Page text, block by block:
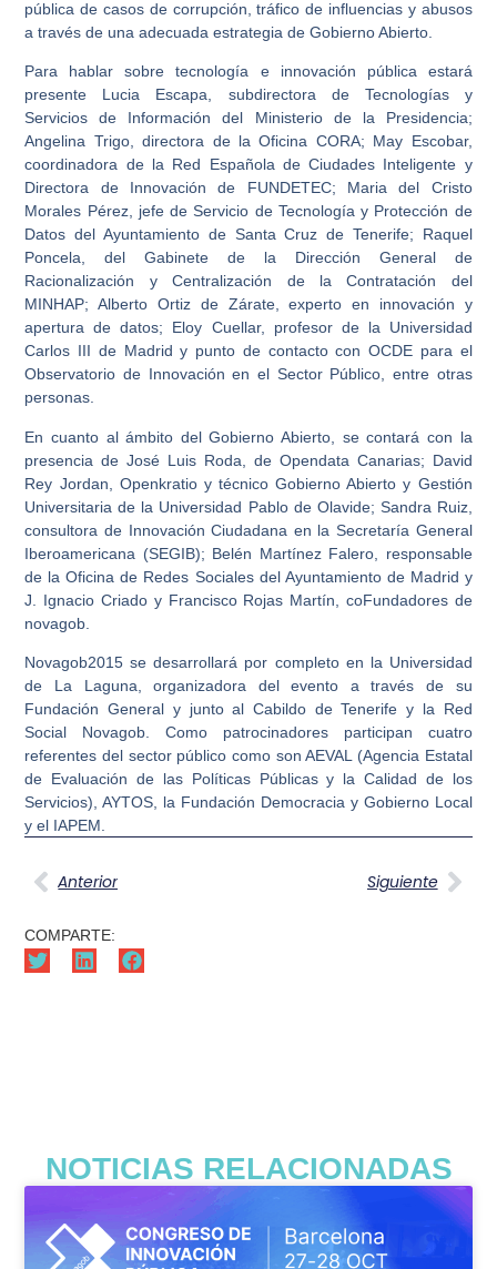
pública de casos de corrupción, tráfico de influencias y abusos
a través de una adecuada estrategia de Gobierno Abierto.
Para hablar sobre tecnología e innovación pública estará
presente Lucia Escapa, subdirectora de Tecnologías y
Servicios de Información del Ministerio de la Presidencia;
Angelina Trigo, directora de la Oficina CORA; May Escobar,
coordinadora de la Red Española de Ciudades Inteligente y
Directora de Innovación de FUNDETEC; Maria del Cristo
Morales Pérez, jefe de Servicio de Tecnología y Protección de
Datos del Ayuntamiento de Santa Cruz de Tenerife; Raquel
Poncela, del Gabinete de la Dirección General de
Racionalización y Centralización de la Contratación del
MINHAP; Alberto Ortiz de Zárate, experto en innovación y
apertura de datos; Eloy Cuellar, profesor de la Universidad
Carlos III de Madrid y punto de contacto con OCDE para el
Observatorio de Innovación en el Sector Público, entre otras
personas.
En cuanto al ámbito del Gobierno Abierto, se contará con la
presencia de José Luis Roda, de Opendata Canarias; David
Rey Jordan, Openkratio y técnico Gobierno Abierto y Gestión
Universitaria de la Universidad Pablo de Olavide; Sandra Ruiz,
consultora de Innovación Ciudadana en la Secretaría General
Iberoamericana (SEGIB); Belén Martínez Falero, responsable
de la Oficina de Redes Sociales del Ayuntamiento de Madrid y
J. Ignacio Criado y Francisco Rojas Martín, coFundadores de
novagob.
Novagob2015 se desarrollará por completo en la Universidad
de La Laguna, organizadora del evento a través de su
Fundación General y junto al Cabildo de Tenerife y la Red
Social Novagob. Como patrocinadores participan cuatro
referentes del sector público como son AEVAL (Agencia Estatal
de Evaluación de las Políticas Públicas y la Calidad de los
Servicios), AYTOS, la Fundación Democracia y Gobierno Local
y el IAPEM.
Anterior Siguiente
COMPARTE:
NOTICIAS RELACIONADAS